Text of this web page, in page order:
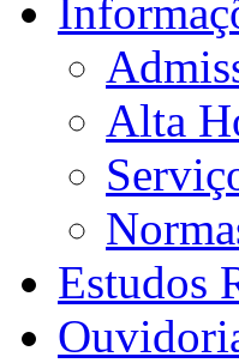
Alta
Estudos